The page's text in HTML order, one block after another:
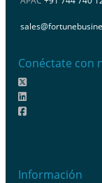
Conéctate con
Información